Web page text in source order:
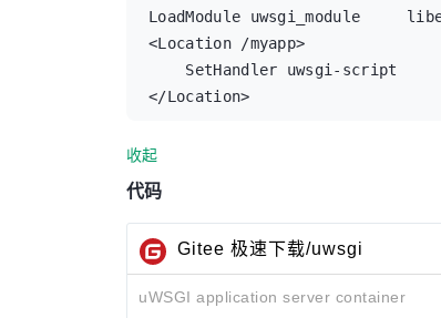
LoadModule uwsgi_module
<Location /myapp>
SetHandler uwsgi-script
</Location>
收起
代码
Gitee 极速下载/uwsgi
uWSGI application server container